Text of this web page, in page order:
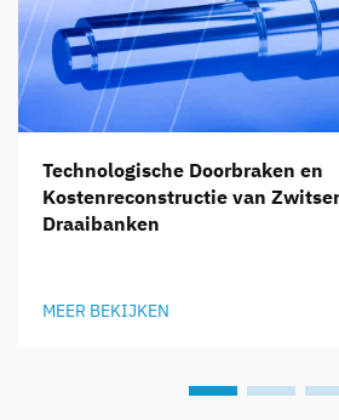
Technologische Doorbraken en
Kostenreconstructie van
Draaibanken
MEER BEKIJKEN